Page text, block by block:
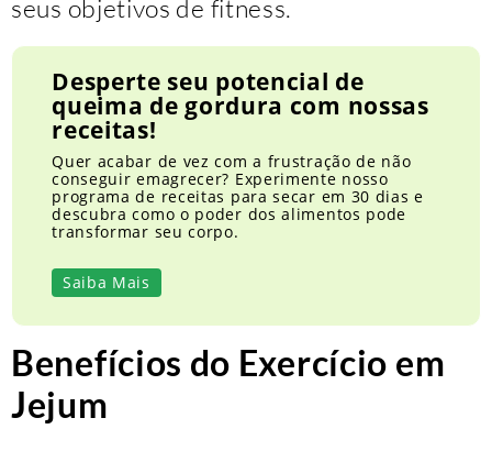
seus objetivos de fitness.
Desperte seu potencial de
queima de gordura com nossas
receitas!
Quer acabar de vez com a frustração de não
conseguir emagrecer? Experimente nosso
programa de receitas para secar em 30 dias e
descubra como o poder dos alimentos pode
transformar seu corpo.
Saiba Mais
Benefícios do Exercício em
Jejum